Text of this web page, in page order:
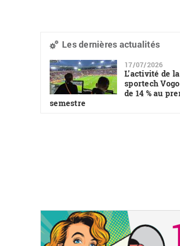
Les dernières actualités
17/07/2026
L’activité de la
sportech
de 14 % au
semestre